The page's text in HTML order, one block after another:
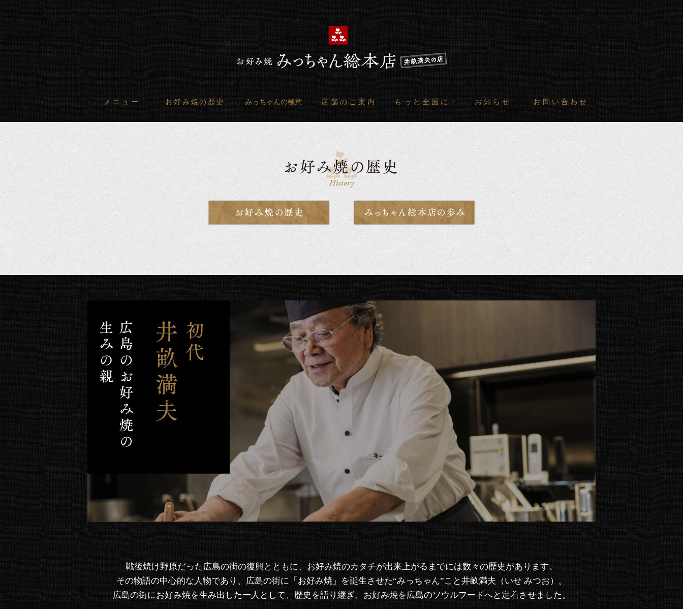
メニュー お好み焼の歴史 みっちゃんの極意 店舗のご案内 もっと全国に お知らせ お問い合わせ
戦後焼け野原だった広島の街の復興とともに、お好み焼のカタチが出来上がるまでには数々の歴史があります。
その物語の中心的な人物であり、広島の街に「お好み焼」を誕生させた“みっちゃん”こと井畝満夫（いせ みつお）。
広島の街にお好み焼を生み出した一人として、歴史を語り継ぎ、お好み焼を広島のソウルフードへと定着させました。